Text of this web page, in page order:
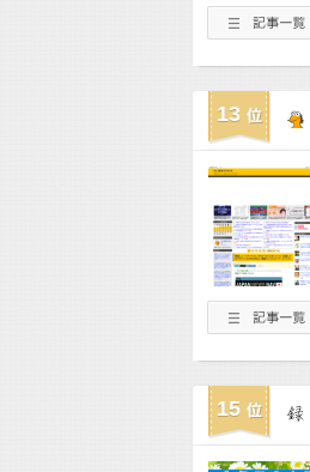
13
15